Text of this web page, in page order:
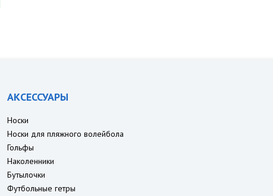
АКСЕССУАРЫ
Носки
Носки для пляжного волейбола
Гольфы
Наколенники
Бутылочки
Футбольные гетры